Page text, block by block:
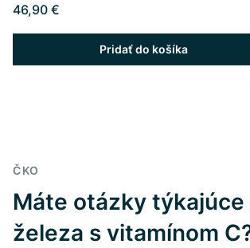
46,90 €
Pridať do košíka
ČKO
Máte otázky týkajúce
železa s vitamínom